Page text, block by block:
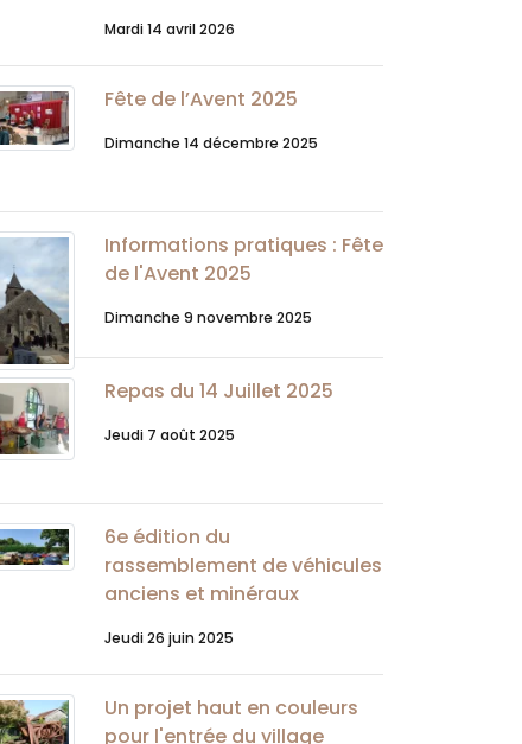
Mardi 14 avril 2026
Fête de l’Avent 2025
Dimanche 14 décembre 2025
Informations pratiques : Fête
de l'Avent 2025
Dimanche 9 novembre 2025
Repas du 14 Juillet 2025
Jeudi 7 août 2025
6e édition du
rassemblement de véhicules
anciens et minéraux
Jeudi 26 juin 2025
Un projet haut en couleurs
pour l'entrée du village